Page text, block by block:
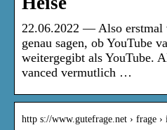
22.06.2022 — Also erstmal
genau sagen, ob YouTube
weitergegibt als YouTube.
vanced vermutlich …
http s://www.gutefrage.net › frage ›